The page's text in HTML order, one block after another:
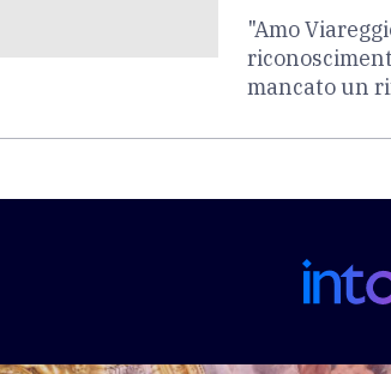
"Amo
mancato un